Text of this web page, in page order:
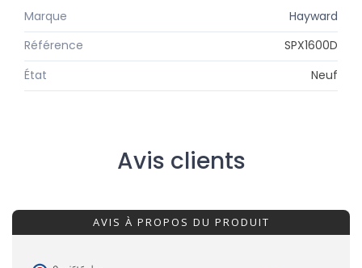
Marque
Hayward
Référence
SPX1600D
État
Neuf
Avis clients
AVIS À PROPOS DU PRODUIT